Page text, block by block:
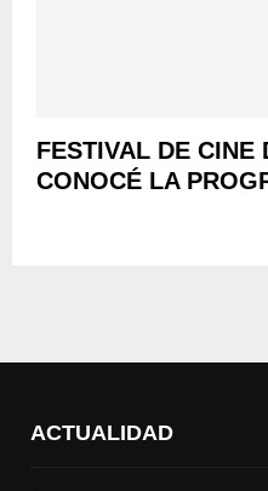
FESTIVAL DE CINE
CONOCÉ LA
ACTUALIDAD